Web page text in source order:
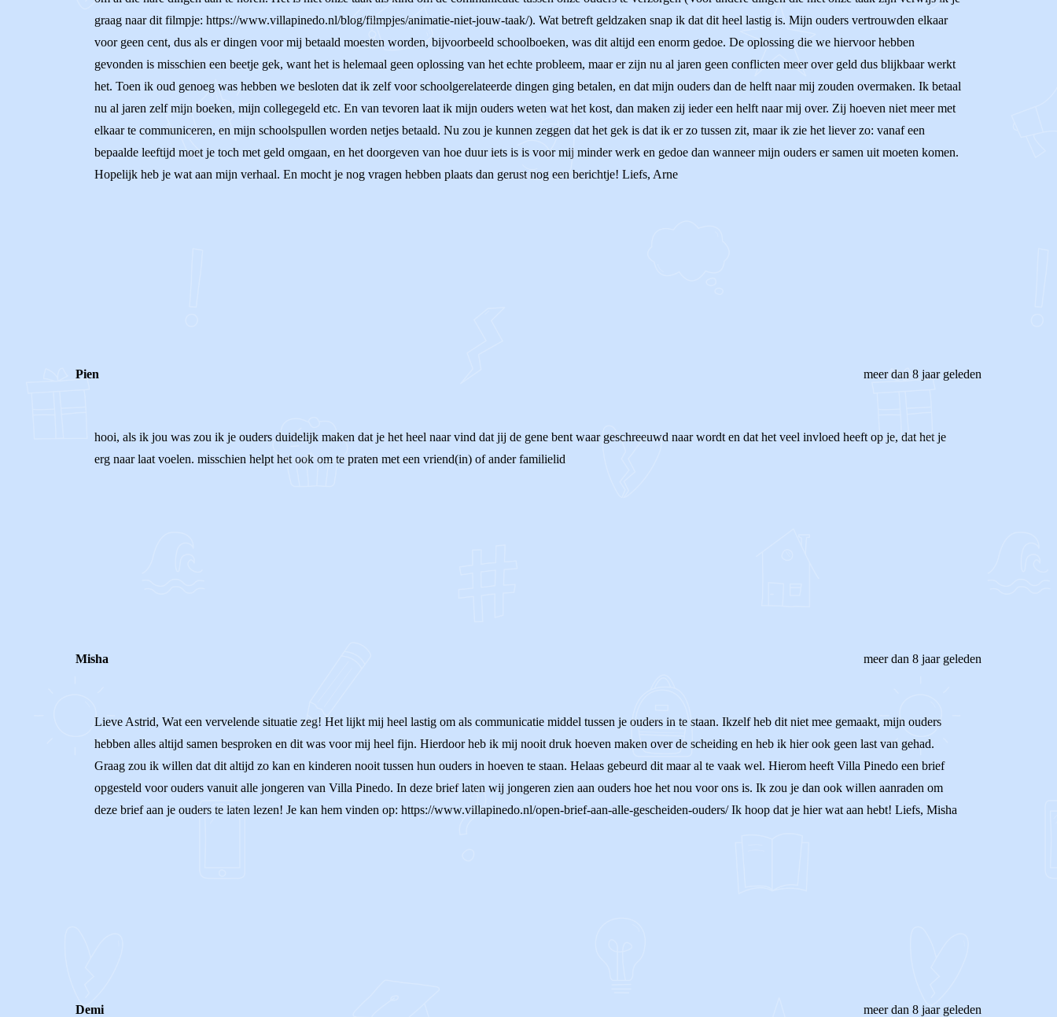
graag naar dit filmpje: https://www.villapinedo.nl/blog/filmpjes/animatie-niet-jouw-taak/). Wat betreft geldzaken snap ik dat dit heel lastig is. Mijn ouders vertrouwden elkaar
voor geen cent, dus als er dingen voor mij betaald moesten worden, bijvoorbeeld schoolboeken, was dit altijd een enorm gedoe. De oplossing die we hiervoor hebben
gevonden is misschien een beetje gek, want het is helemaal geen oplossing van het echte probleem, maar er zijn nu al jaren geen conflicten meer over geld dus blijkbaar werkt
het. Toen ik oud genoeg was hebben we besloten dat ik zelf voor schoolgerelateerde dingen ging betalen, en dat mijn ouders dan de helft naar mij zouden overmaken. Ik betaal
nu al jaren zelf mijn boeken, mijn collegegeld etc. En van tevoren laat ik mijn ouders weten wat het kost, dan maken zij ieder een helft naar mij over. Zij hoeven niet meer met
elkaar te communiceren, en mijn schoolspullen worden netjes betaald. Nu zou je kunnen zeggen dat het gek is dat ik er zo tussen zit, maar ik zie het liever zo: vanaf een
bepaalde leeftijd moet je toch met geld omgaan, en het doorgeven van hoe duur iets is is voor mij minder werk en gedoe dan wanneer mijn ouders er samen uit moeten komen.
Hopelijk heb je wat aan mijn verhaal. En mocht je nog vragen hebben plaats dan gerust nog een berichtje! Liefs, Arne
Pien meer dan 8 jaar geleden
hooi, als ik jou was zou ik je ouders duidelijk maken dat je het heel naar vind dat jij de gene bent waar geschreeuwd naar wordt en dat het veel invloed heeft op je, dat het je
erg naar laat voelen. misschien helpt het ook om te praten met een vriend(in) of ander familielid
Misha meer dan 8 jaar geleden
Lieve Astrid, Wat een vervelende situatie zeg! Het lijkt mij heel lastig om als communicatie middel tussen je ouders in te staan. Ikzelf heb dit niet mee gemaakt, mijn ouders
hebben alles altijd samen besproken en dit was voor mij heel fijn. Hierdoor heb ik mij nooit druk hoeven maken over de scheiding en heb ik hier ook geen last van gehad.
Graag zou ik willen dat dit altijd zo kan en kinderen nooit tussen hun ouders in hoeven te staan. Helaas gebeurd dit maar al te vaak wel. Hierom heeft Villa Pinedo een brief
opgesteld voor ouders vanuit alle jongeren van Villa Pinedo. In deze brief laten wij jongeren zien aan ouders hoe het nou voor ons is. Ik zou je dan ook willen aanraden om
deze brief aan je ouders te laten lezen! Je kan hem vinden op: https://www.villapinedo.nl/open-brief-aan-alle-gescheiden-ouders/ Ik hoop dat je hier wat aan hebt! Liefs, Misha
Demi meer dan 8 jaar geleden